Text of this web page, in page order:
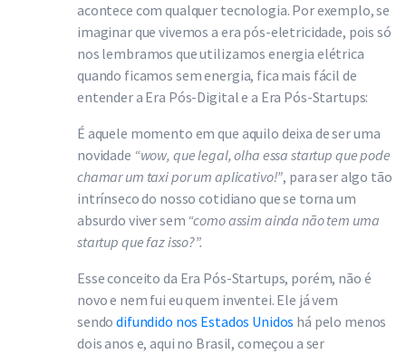
acontece com qualquer tecnologia. Por exemplo, se
imaginar que vivemos a era pós-eletricidade, pois só
nos lembramos que utilizamos energia elétrica
quando ficamos sem energia, fica mais fácil de
entender a Era Pós-Digital e a Era Pós-Startups:
É aquele momento em que aquilo deixa de ser uma
novidade “wow, que legal, olha essa startup que pode
chamar um taxi por um aplicativo!”, para ser algo tão
intrínseco do nosso cotidiano que se torna um
absurdo viver sem “como assim ainda não tem uma
startup que faz isso?”.
Esse conceito da Era Pós-Startups, porém, não é
novo e nem fui eu quem inventei. Ele já vem
sendodifundido nos Estados Unidos há pelo menos
dois anos e, aqui no Brasil, começou a ser